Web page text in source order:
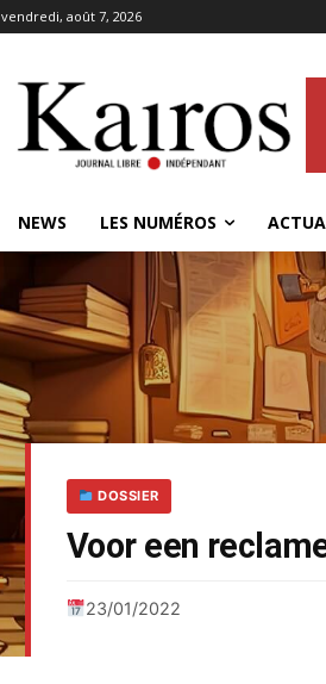
vendredi, août 7, 2026
NEWS LES NUMÉROS
DOSSIER
Voor een
23/01/2022